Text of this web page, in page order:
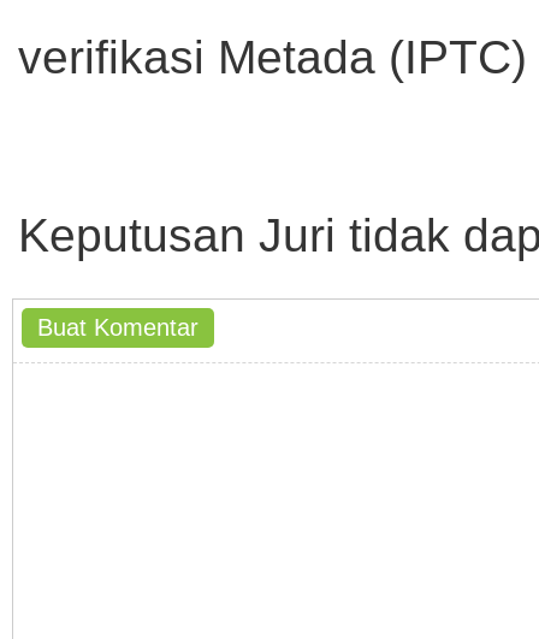
verifikasi Metada
Keputusan Juri tidak
Buat Komentar